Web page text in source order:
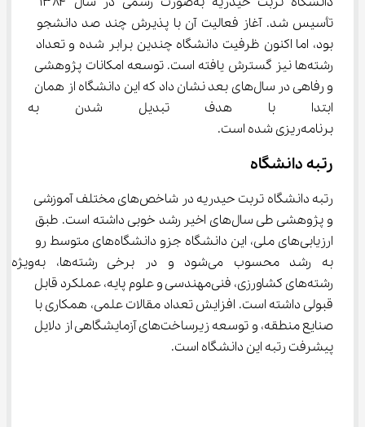
تأسیس شد. آغاز فعالیت آن با پذیرش چند صد دانشجو
بود، اما اکنون ظرفیت دانشگاه چندین برابر شده و تعداد
رشته‌ها نیز گسترش یافته است. توسعه امکانات پژوهشی
و رفاهی در سال‌های بعد نشان داد که این دانشگاه از همان
ابتدا با هدف تبدیل شدن به
برنامه‌ریزی شده است.
رتبه دانشگاه
رتبه دانشگاه تربت حیدریه در شاخص‌های مختلف آموزشی
و پژوهشی طی سال‌های اخیر رشد خوبی داشته است. طبق
ارزیابی‌های ملی، این دانشگاه جزو دانشگاه‌های متوسط رو
به رشد محسوب می‌شود و در برخی رشته‌ها، به‌ویژه
رشته‌های کشاورزی، فنی‌مهندسی و علوم پایه، عملکرد قابل
قبولی داشته است. افزایش تعداد مقالات علمی، همکاری با
صنایع منطقه، و توسعه زیرساخت‌های آزمایشگاهی از دلایل
پیشرفت رتبه این دانشگاه است.